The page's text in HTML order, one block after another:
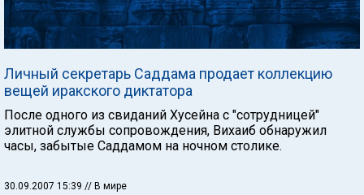
Личный секретарь Саддама продает коллекцию
вещей иракского диктатора
После одного из свиданий Хусейна с "сотрудницей"
элитной службы сопровождения, Вихаиб обнаружил
часы, забытые Саддамом на ночном столике.
30.09.2007 15:39 // В мире